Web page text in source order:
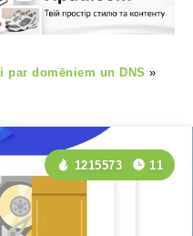
par domēniem un DNS »
1215573 11